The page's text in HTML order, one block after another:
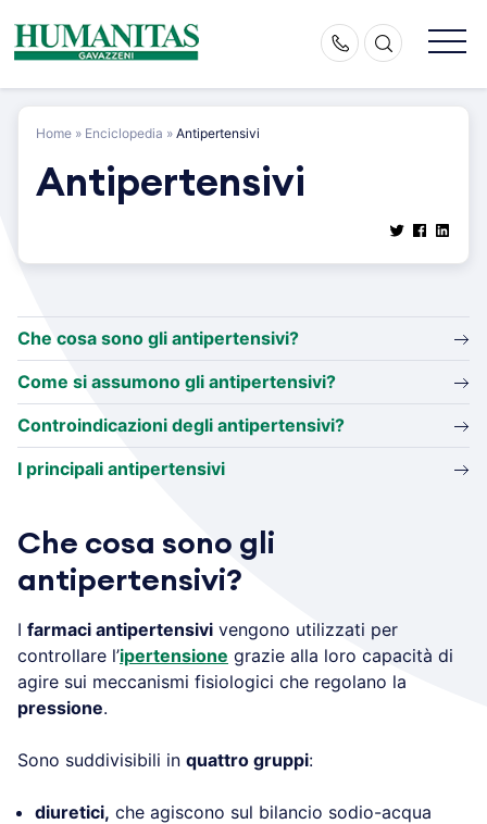
content
Home » Enciclopedia » Antipertensivi
Antipertensivi
Che cosa sono gli antipertensivi?
Come si assumono gli antipertensivi?
Controindicazioni degli antipertensivi?
I principali antipertensivi
Che cosa sono gli
antipertensivi?
I farmaci antipertensivi vengono utilizzati per
controllare l’ipertensione grazie alla loro capacità di
agire sui meccanismi fisiologici che regolano la
pressione.
Sono suddivisibili in quattro gruppi:
diuretici, che agiscono sul bilancio sodio-acqua